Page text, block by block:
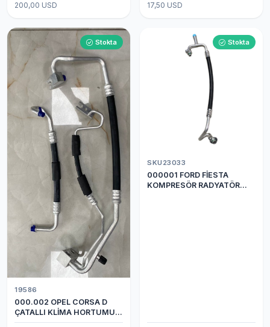
200,00 USD 17,50 USD
Stokta
19586
000.002 OPEL CORSA D
ÇATALLI KLİMA HORTUMU
(OEM:1320335)
Stokta
SKU23033
000001 FORD FİESTA
KOMPRESÖR RADYATÖR